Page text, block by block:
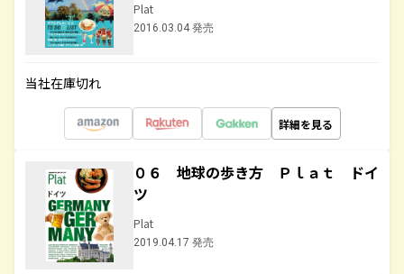
Plat
2016.03.04 発売
当社在庫切れ
詳細を見る
０６ 地球の歩き方 Ｐｌａｔ ドイ
ツ
Plat
2019.04.17 発売